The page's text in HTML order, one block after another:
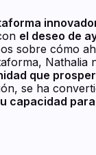
el deseo de
sobre cómo
Nathalia
que
se ha
capacidad